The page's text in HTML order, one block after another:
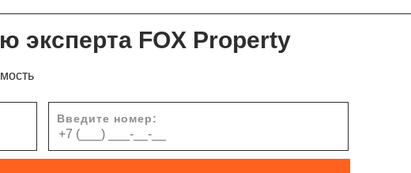
эксперта FOX Property
Введите номер: